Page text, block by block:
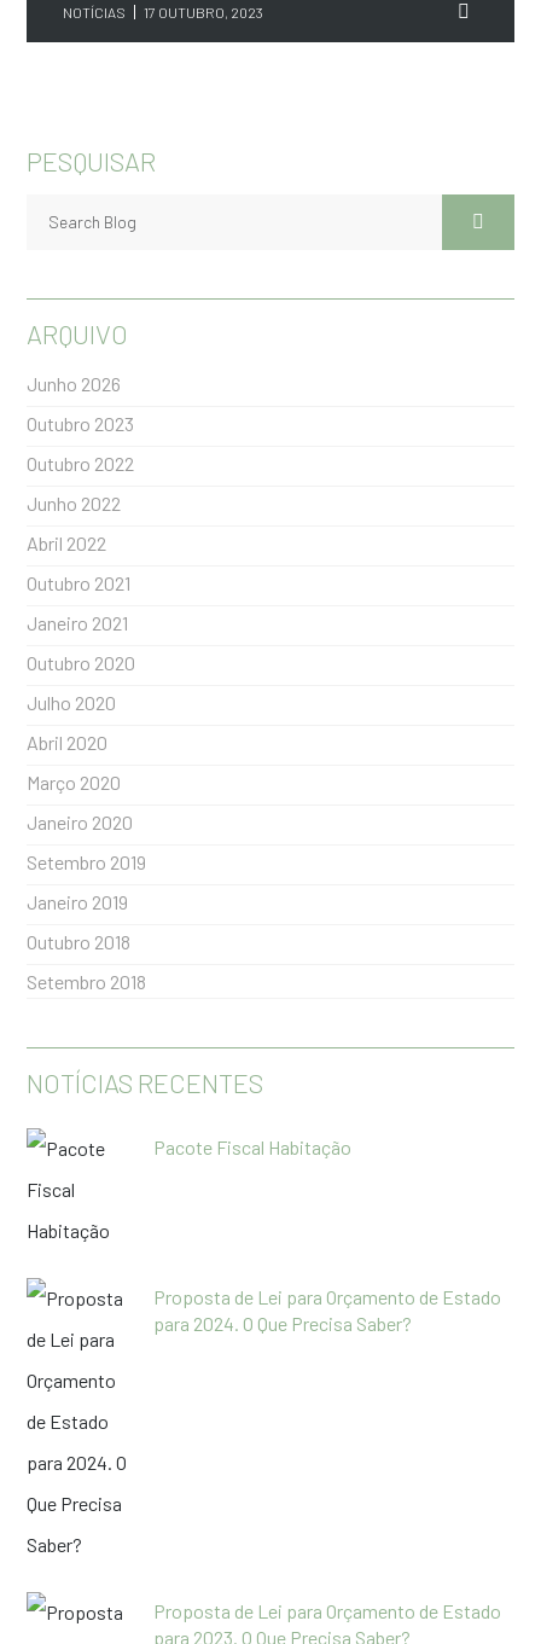
NOTÍCIAS 17 OUTUBRO, 2023
PESQUISAR
ARQUIVO
Junho 2026
Outubro 2023
Outubro 2022
Junho 2022
Abril 2022
Outubro 2021
Janeiro 2021
Outubro 2020
Julho 2020
Abril 2020
Março 2020
Janeiro 2020
Setembro 2019
Janeiro 2019
Outubro 2018
Setembro 2018
NOTÍCIAS RECENTES
Pacote Fiscal Habitação
Proposta de Lei para Orçamento de Estado
para 2024. O Que Precisa Saber?
Proposta de Lei para Orçamento de Estado
para 2023. O Que Precisa Saber?